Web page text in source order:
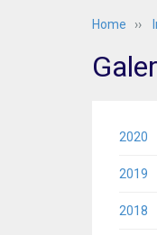
Home ››
2020
2019
2018